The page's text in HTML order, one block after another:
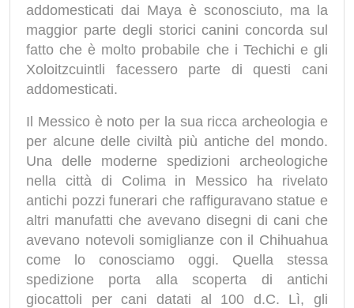
addomesticati dai Maya è sconosciuto, ma la
maggior parte degli storici canini concorda sul
fatto che è molto probabile che i Techichi e gli
Xoloitzcuintli facessero parte di questi cani
addomesticati.
Il Messico è noto per la sua ricca archeologia e
per alcune delle civiltà più antiche del mondo.
Una delle moderne spedizioni archeologiche
nella città di Colima in Messico ha rivelato
antichi pozzi funerari che raffiguravano statue e
altri manufatti che avevano disegni di cani che
avevano notevoli somiglianze con il Chihuahua
come lo conosciamo oggi. Quella stessa
spedizione porta alla scoperta di antichi
giocattoli per cani datati al 100 d.C. Lì, gli